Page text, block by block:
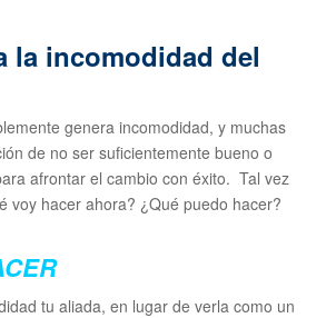
la incomodidad del
genera incomodidad, y muchas
de no ser suficientemente bueno o
afrontar el cambio con éxito. Tal vez
voy hacer ahora? ¿Qué puedo hacer?
tu aliada, en lugar de verla como un